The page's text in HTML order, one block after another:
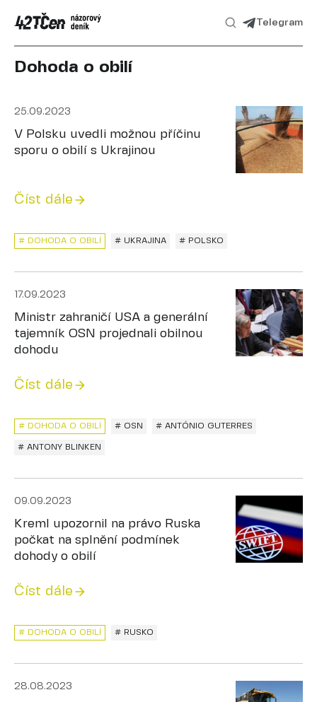
Telegram
Dohoda o obilí
25.09.2023
V Polsku uvedli možnou příčinu
sporu o obilí s Ukrajinou
Číst dále
# DOHODA O OBILÍ # UKRAJINA # POLSKO
17.09.2023
Ministr zahraničí USA a generální
tajemník OSN projednali obilnou
dohodu
Číst dále
# DOHODA O OBILÍ # OSN # ANTÓNIO GUTERRES
# ANTONY BLINKEN
09.09.2023
Kreml upozornil na právo Ruska
počkat na splnění podmínek
dohody o obilí
Číst dále
# DOHODA O OBILÍ # RUSKO
28.08.2023